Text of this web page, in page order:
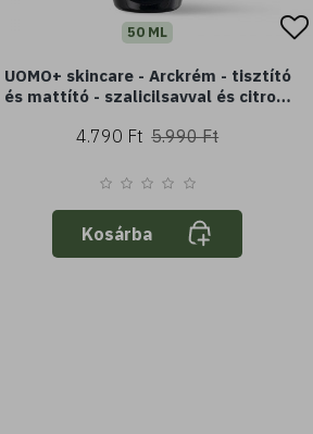
50 ML
UOMO+ skincare - Arckrém - tisztító
és mattító - szalicilsavval és citrom
4.790 Ft 5.990 Ft
Kosárba